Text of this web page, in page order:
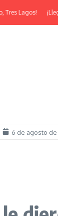
Lagos! ¡Llega
6 de agosto